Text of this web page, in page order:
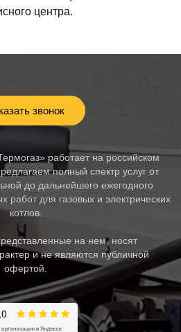
центра.
звонок
работает на российском
полный спектр услуг от
до дальнейшего ежегодного
работ для газовых и электрических
котлов.
на нем, носят
и не являются публичной
офертой.